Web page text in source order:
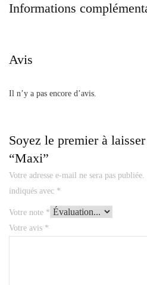
Informations
Avis
Il n’y a pas encore d’avis.
Soyez le premier à
“Maxi”
Votre adresse e-mail ne sera pas publiée.
indiqués avec *
Votre note *
Votre avis *